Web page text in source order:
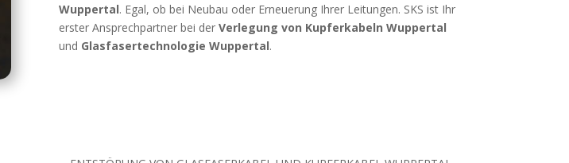
Wuppertal. Egal, ob bei Neubau oder Erneuerung Ihrer Leitungen. SKS ist Ihr
erster Ansprechpartner bei der Verlegung von Kupferkabeln Wuppertal
und Glasfasertechnologie Wuppertal.